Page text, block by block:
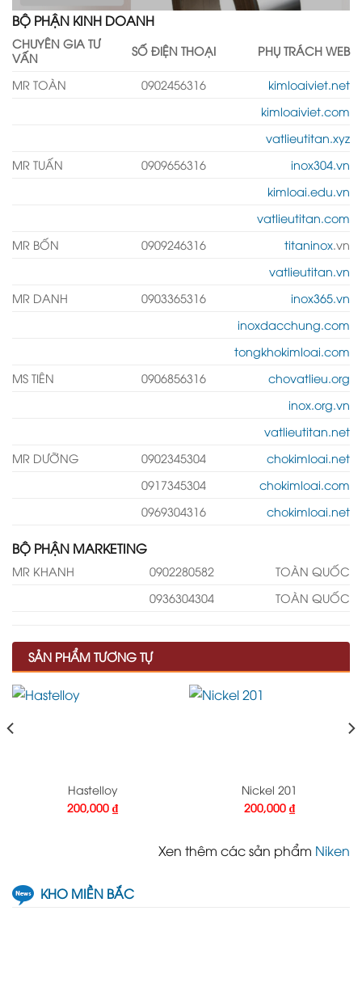
BỘ PHẬN KINH DOANH
CHUYÊN GIA TƯ
VẤN
SỐ ĐIỆN THOẠI PHỤ TRÁCH WEB
MR TOÀN 0902456316
kimloaiviet.net
kimloaiviet.com
vatlieutitan.xyz
MR TUẤN
0909656316
inox304.vn
kimloai.edu.vn
vatlieutitan.com
MR BỐN
0909246316 titaninox .vn
vatlieutitan.vn
MR DANH
0903365316
inox365.vn
inoxdacchung.com
tongkhokimloai.com
MS TIÊN
0906856316
chovatlieu.org
inox.org.vn
vatlieutitan.net
MR DƯỠNG
0902345304
chokimloai.net
0917345304
chokimloai.com
0969304316
chokimloai.net
BỘ PHẬN MARKETING
MR KHANH 0902280582
TOÀN QUỐC
0936304304
TOÀN QUỐC
SẢN PHẨM TƯƠNG TỰ
Hastelloy
200,000 ₫
Nickel 201
200,000 ₫
Xen thêm các sản phẩm Niken
KHO MIỀN BẮC